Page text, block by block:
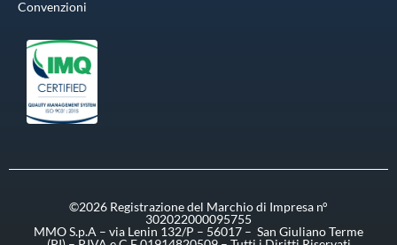
Convenzioni
©2026 Registrazione del Marchio di Impresa n°
302022000095755
MMO S.p.A – via Lenin 132/P – 56017 – San Giuliano Terme